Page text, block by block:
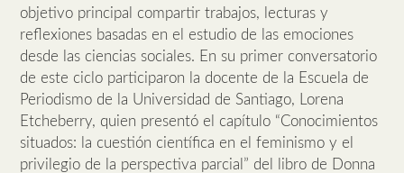
objetivo principal compartir trabajos, lecturas y
reflexiones basadas en el estudio de las emociones
desde las ciencias sociales. En su primer conversatorio
de este ciclo participaron la docente de la Escuela de
Periodismo de la Universidad de Santiago, Lorena
Etcheberry, quien presentó el capítulo “Conocimientos
situados: la cuestión científica en el feminismo y el
privilegio de la perspectiva parcial” del libro de Donna